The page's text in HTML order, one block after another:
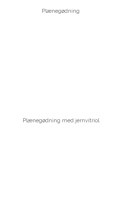
Plænegødning
Plænegødning med jernvitriol